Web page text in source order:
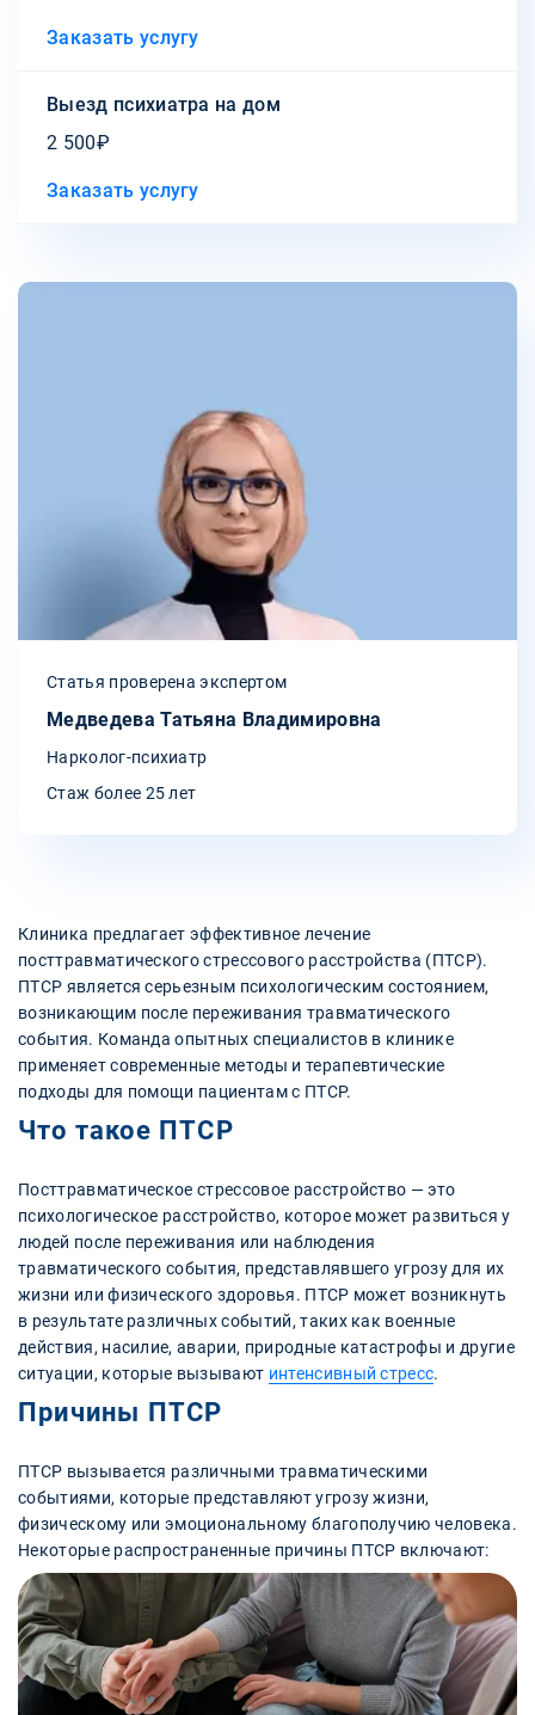
Заказать услугу
Выезд психиатра на дом
2 500₽
Заказать услугу
Статья проверена экспертом
Медведева Татьяна Владимировна
Нарколог-психиатр
Стаж более 25 лет
Клиника предлагает эффективное лечение
посттравматического стрессового расстройства (ПТСР).
ПТСР является серьезным психологическим состоянием,
возникающим после переживания травматического
события. Команда опытных специалистов в клинике
применяет современные методы и терапевтические
подходы для помощи пациентам с ПТСР.
Что такое ПТСР
Посттравматическое стрессовое расстройство — это
психологическое расстройство, которое может развиться у
людей после переживания или наблюдения
травматического события, представлявшего угрозу для их
жизни или физического здоровья. ПТСР может возникнуть
в результате различных событий, таких как военные
действия, насилие, аварии, природные катастрофы и другие
ситуации, которые вызывают интенсивный стресс.
Причины ПТСР
ПТСР вызывается различными травматическими
событиями, которые представляют угрозу жизни,
физическому или эмоциональному благополучию человека.
Некоторые распространенные причины ПТСР включают: